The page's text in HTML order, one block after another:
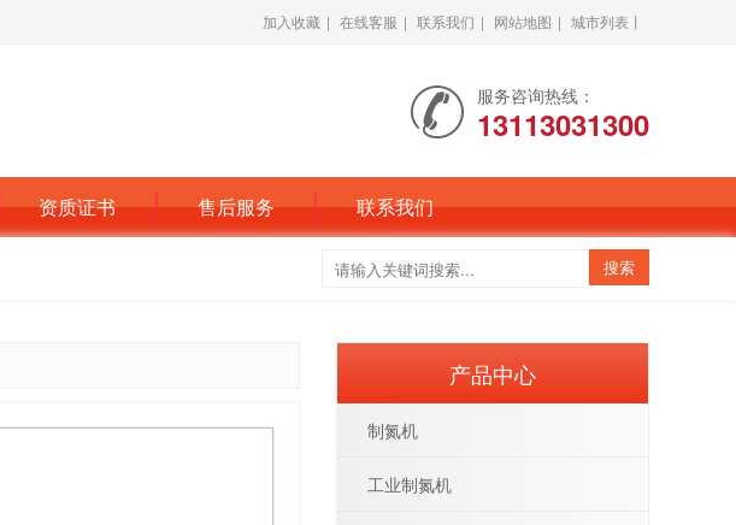
加入收藏 | 在线客服 | 联系我们 | 网站地图 | 城市列表丨
服务咨询热线：
13113031300
资质证书 售后服务 联系我们
产品中心
制氮机
工业制氮机